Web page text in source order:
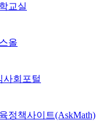
교실
올
사회포털
정책사이트(AskMath)